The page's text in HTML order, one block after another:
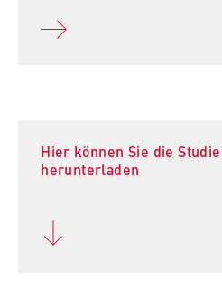
Hier können Sie die
herunterladen